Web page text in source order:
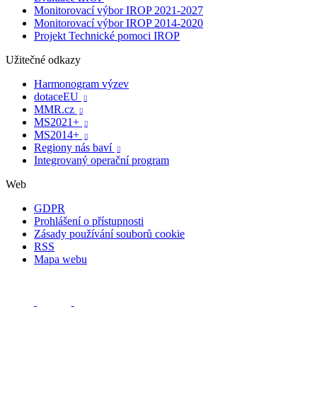
Monitorovací výbor IROP 2021-2027
Monitorovací výbor IROP 2014-2020
Projekt Technické pomoci IROP
Užitečné odkazy
Harmonogram výzev
dotaceEU

MMR.cz 
MS2021+ 
MS2014+ 
Regiony nás baví 
Integrovaný operační program
Web
GDPR
Prohlášení o přístupnosti
Zásady používání souborů cookie
RSS
Mapa webu